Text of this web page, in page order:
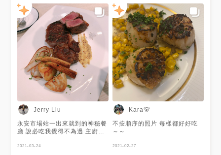
其林級頂級牛排館任職過， 資
歷豐富又顯赫。 「巷內519」的
各道餐點無論是排餐、義大利
麵、燉飯， 都選用頂級又優質
的食材， 以精湛又細心的方式
料理， 呈現得很美味而且風味
高水準。 排餐當中美國Prime級
肋眼牛排真是令我們吃得讚不絕
口又回味無窮， 而且出自曾任
職於「教父牛排」的主廚之手，
價格卻是「教父牛排」的一半，
真是很難得啊！ 豬排和鴨胸也
挺令人驚艷。 「巷內519」可以
說是排餐和義大利麵的絕佳選擇
之一， 在中永和很難得能找到
這樣的店呢！ 在此推薦給大
家！ 完整圖文：
最後在此分享一則優惠訊息，
Cut和教父牛排待過， 資歷豐富
又顯赫。 各道餐點無論是排
餐、義大利麵、燉飯， 都選用
頂級又優質的食材， 以精湛又
細心的方式料理， 呈現得很美
味而且風味高水準！ #巷內519
#牛排 #義大利麵 #燉飯 #排餐
#美國Prime級安格斯肋眼牛排
#Steak #Pasta #Risotto #嫩
煎鴨胸 #噶瑪蘭豬排 #海陸雙拼
#白酒蛤蠣義大利麵 #香煎鯛魚
奶油時蔬燉飯 #紅蘿蔔濃湯 #黑
松露起士醬薯條 #提拉米蘇 #唐
寧伯爵茶 #Jeremy在新北市 #
新北美食 #永和美食 #新北義式
料理 #永和義式料理 #新北排餐
#永和排餐 #新北市 #永和區 #
Jerry Liu
永安市場站一出來就到的神秘餐
廳 說必吃我覺得不為過 主廚曾
眼牛排叉子插下去有如蛋糕般綿
2021-03-24
Kara🐻
不按順序的照片 每樣都好好吃
～～
2021-02-27